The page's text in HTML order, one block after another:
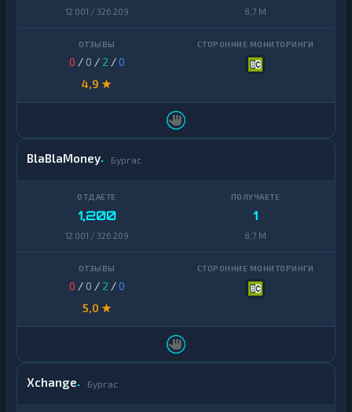
12 001 / 326 209 8,7 M
0 / 0 / 2 /0
4,9 ★
BlaBlaMoney Бургас
1,200
12 001 / 326 209
1
8,7 M
0 / 0 / 2 /0
5,0 ★
Xchange Бургас